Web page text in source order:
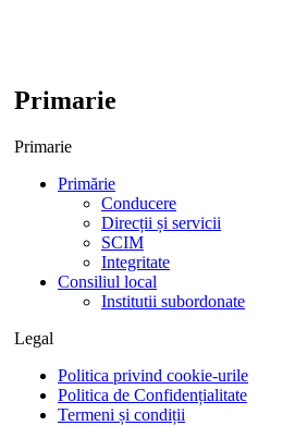
Primarie
Primarie
Primărie
Conducere
Direcții și servicii
SCIM
Integritate
Consiliul local
Institutii subordonate
Legal
Politica privind cookie-urile
Politica de Confidențialitate
Termeni și condiții